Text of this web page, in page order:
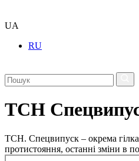
UA
RU
ТСН
ТСН. Спецвипуск – окрема гілка
протистояння, останні зміни в